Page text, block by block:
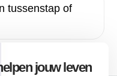
tussenstap of
jouw leven